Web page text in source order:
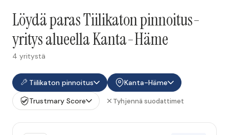
Löydä paras Tiilikaton pinnoitus-
yritys alueella Kanta-Häme
4 yritystä
Tiilikaton pinnoitus
Kanta-Häme
Trustmary Score
Tyhjennä suodattimet